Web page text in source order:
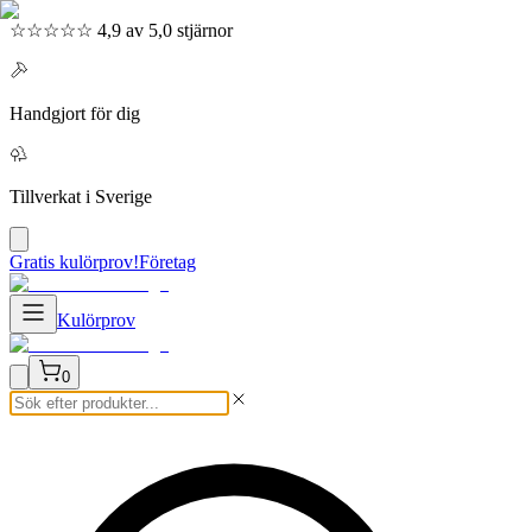
☆☆☆☆☆ 4,9 av 5,0 stjärnor
Handgjort för dig
Tillverkat i Sverige
Gratis kulörprov!Företag
Kulörprov
0